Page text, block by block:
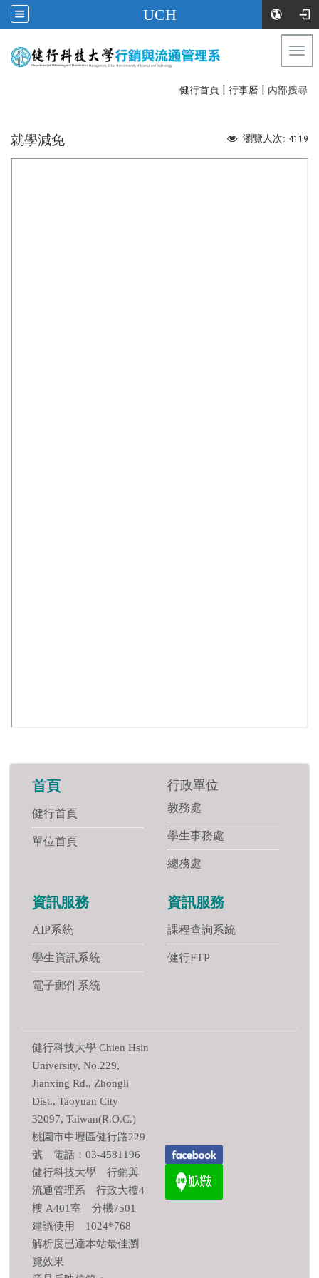
UCH
健行首頁 | 行事曆 | 內部搜尋
瀏覽人次: 4119
就學減免
首頁
健行首頁
單位首頁
行政單位
教務處
學生事務處
總務處
資訊服務
AIP系統
學生資訊系統
電子郵件系統
資訊服務
課程查詢系統
健行FTP
健行科技大學 Chien Hsin
University, No.229,
Jianxing Rd., Zhongli
Dist., Taoyuan City
32097, Taiwan(R.O.C.)
桃園市中壢區健行路229
號 電話：03-4581196
健行科技大學 行銷與
流通管理系 行政大樓4
樓 A401室 分機7501
建議使用 1024*768
解析度已達本站最佳瀏
覽效果